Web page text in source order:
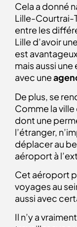
Cela a donné
Lille-Courtrai-
entre les
Lille d’avoir
est
mais aussi
avec une
De plus, se
Comme la
dont une
l’étranger,
déplacer au
aéroport à
Cet aéroport
voyages au
aussi avec
Il n’y a